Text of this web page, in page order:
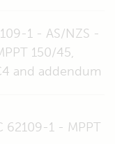
1 - AS/NZS -
150/45,
and addendum
62109-1 - MPPT